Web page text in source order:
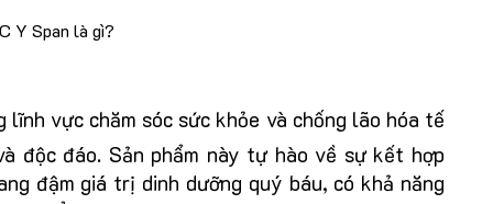
Y Span là gì?
lĩnh vực chăm sóc sức khỏe và chống lão hóa tế
độc đáo. Sản phẩm này tự hào về sự kết hợp
đậm giá trị dinh dưỡng quý báu, có khả năng